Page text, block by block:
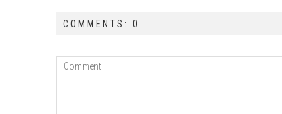
COMMENTS: 0